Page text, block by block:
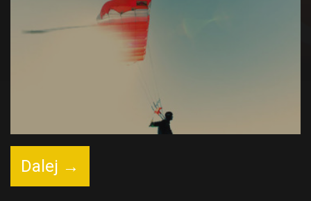
Dalej →